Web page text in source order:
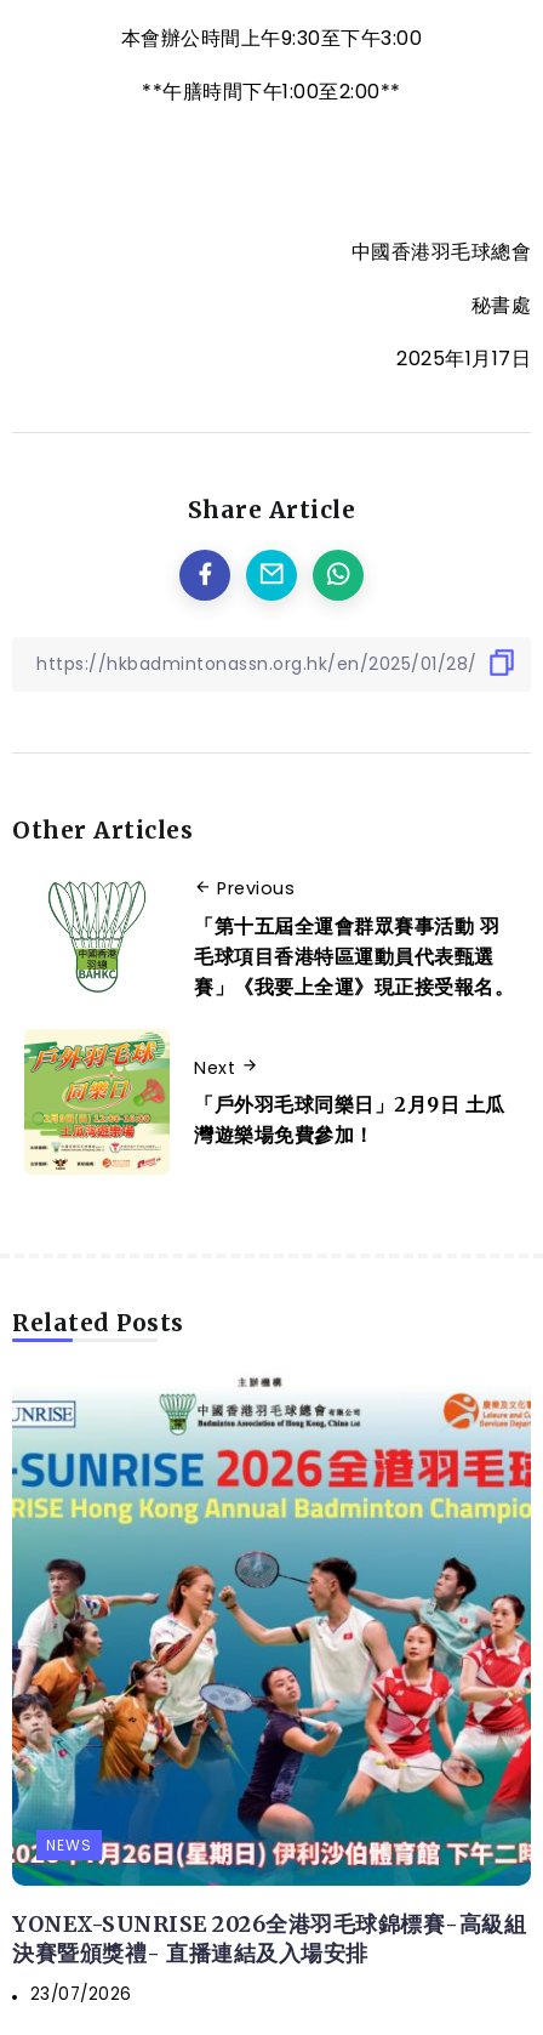
本會辦公時間上午9:30至下午3:00
**午膳時間下午1:00至2:00**
中國香港羽毛球總會
秘書處
2025年1月17日
Share Article
Other Articles
Previous
「第十五屆全運會群眾賽事活動 羽
毛球項目香港特區運動員代表甄選
賽」《我要上全運》現正接受報名。
Next
「戶外羽毛球同樂日」2月9日 土瓜
灣遊樂場免費參加！
Related Posts
NEWS
YONEX-SUNRISE 2026全港羽毛球錦標賽-高級組
決賽暨頒獎禮- 直播連結及入場安排
23/07/2026